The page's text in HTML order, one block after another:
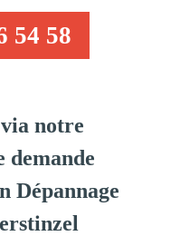
54 58
notre
Dépannage